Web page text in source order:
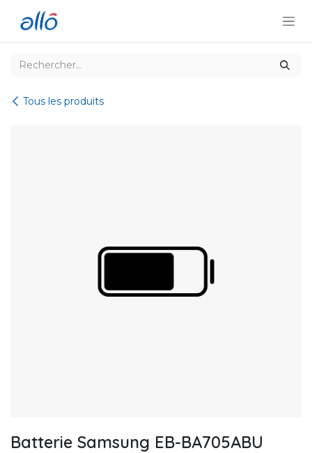
Tous les produits
Batterie Samsung EB-BA705ABU